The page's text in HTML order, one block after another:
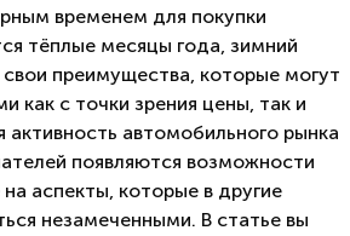
временем для покупки
тёплые месяцы года, зимний
преимущества, которые могут
как с точки зрения цены, так и
активность автомобильного рынка
появляются возможности
аспекты, которые в другие
незамеченными. В статье вы